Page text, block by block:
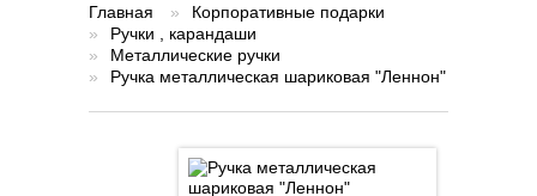
Главная »
Корпоративные подарки
»
Ручки , карандаши
»
Металлические ручки
»
Ручка металлическая шариковая "Леннон"